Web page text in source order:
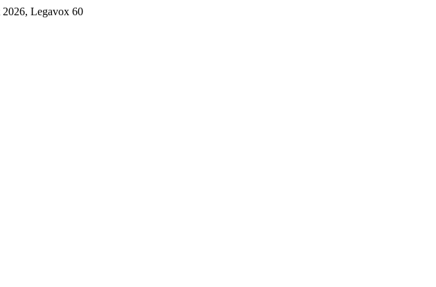
Legavox 60